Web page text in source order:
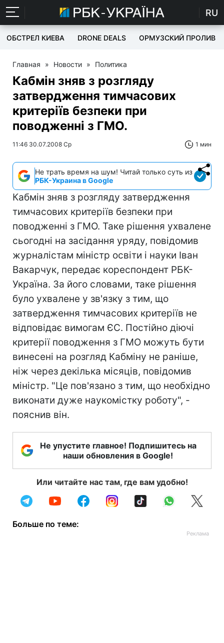
RU
ОБСТРЕЛ КИЕВА DRONE DEALS ОРМУЗСКИЙ ПРОЛИВ
Главная » Новости » Политика
Кабмін зняв з розгляду
затвердження тимчасових
критеріїв безпеки при
поводженні з ГМО.
11:46 30.07.2008 Ср 1 мин
Не трать время на шум! Читай только суть из
РБК-Украина в Google
Кабмін зняв з розгляду затвердження
тимчасових критеріїв безпеки при
поводженні з ГМО. Таке рішення ухвалене
сьогодні на засідання уряду, повідомив
журналістам міністр освіти і науки Іван
Вакарчук, передає кореспондент РБК-
Україна. За його словами, таке рішення
було ухвалене у зв'язку з тим, що
затвердження тимчасових критеріїв не
відповідає вимогам ЄС. Постійно діючі
критерії поводження з ГМО можуть бути
винесені на розгляд Кабміну не раніше,
ніж через декілька місяців, повідомив
міністр. "Це пов'язано з тим, що необхідно
виконати дуже наукомістку роботу", -
пояснив він.
Не упустите главное! Подпишитесь на
наши обновления в Google!
Или читайте нас там, где вам удобно!
Больше по теме: